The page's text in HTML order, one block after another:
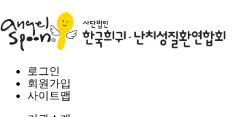
로그인
회원가입
사이트맵